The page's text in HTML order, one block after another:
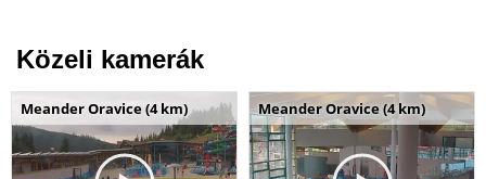
Közeli kamerák
Meander Oravice (4 km) Meander Oravice (4 km)